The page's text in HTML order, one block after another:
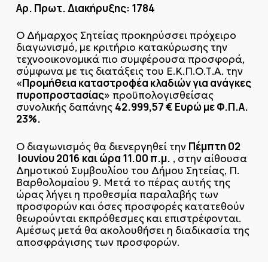
Αρ. Πρωτ. Διακήρυξης: 1784
Ο Δήμαρχος Σητείας προκηρύσσει πρόχειρο
διαγωνισμό, με κριτήριο κατακύρωσης την
τεχνοοικονομικά πιο συμφέρουσα προσφορά,
σύμφωνα με τις διατάξεις του Ε.Κ.Π.Ο.Τ.Α. την
«Προμήθεια καταστροφέα κλαδιών για ανάγκες
πυροπροστασίας» προϋπολογισθείσας
συνολικής δαπάνης 42.999,57 € Ευρώ με Φ.Π.Α.
23%.
Ο διαγωνισμός θα διενεργηθεί την Πέμπτη 02
Ιουνίου 2016 και ώρα 11.00 π.μ. , στην αίθουσα
Δημοτικού Συμβουλίου του Δήμου Σητείας, Π.
Βαρθολομαίου 9. Μετά το πέρας αυτής της
ώρας λήγει η προθεσμία παραλαβής των
προσφορών και όσες προσφορές κατατεθούν
θεωρούνται εκπρόθεσμες και επιστρέφονται.
Αμέσως μετά θα ακολουθήσει η διαδικασία της
αποσφράγισης των προσφορών.